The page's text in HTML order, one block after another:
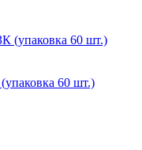
60 шт.)